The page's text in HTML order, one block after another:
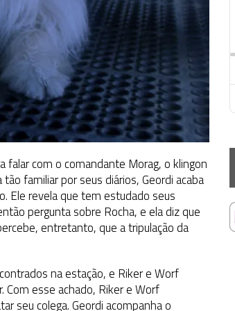
falar com o comandante Morag, o klingon
familiar por seus diários, Geordi acaba
Ele revela que tem estudado seus
pergunta sobre Rocha, e ela diz que
entretanto, que a tripulação da
na estação, e Riker e Worf
Com esse achado, Riker e Worf
seu colega. Geordi acompanha o